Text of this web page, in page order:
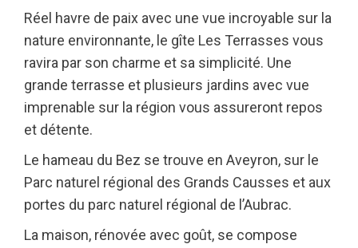
Réel havre de paix avec une vue incroyable sur la
nature environnante, le gîte Les Terrasses vous
ravira par son charme et sa simplicité. Une
grande terrasse et plusieurs jardins avec vue
imprenable sur la région vous assureront repos
et détente.
Le hameau du Bez se trouve en Aveyron, sur le
Parc naturel régional des Grands Causses et aux
portes du parc naturel régional de l’Aubrac.
La maison, rénovée avec goût, se compose